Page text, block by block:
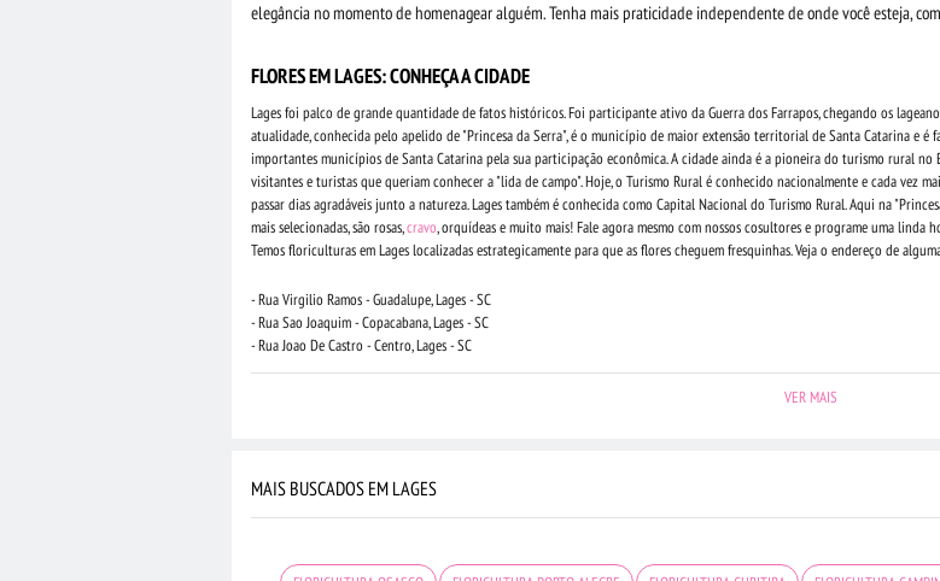
elegância no momento de homenagear alguém. Tenha mais praticidade independente de onde você esteja,
FLORES EM LAGES: CONHEÇA A CIDADE
Lages foi palco de grande quantidade de fatos históricos. Foi participante ativo da Guerra dos Farrapos, chegando os
atualidade, conhecida pelo apelido de "Princesa da Serra", é o município de maior extensão territorial de Santa Catarina e é
importantes municípios de Santa Catarina pela sua participação econômica. A cidade ainda é a pioneira do turismo rural no
visitantes e turistas que queriam conhecer a "lida de campo". Hoje, o Turismo Rural é conhecido nacionalmente e cada vez
passar dias agradáveis junto a natureza. Lages também é conhecida como Capital Nacional do Turismo Rural. Aqui na
mais selecionadas, são rosas,cravo, orquídeas e muito mais! Fale agora mesmo com nossos cosultores e programe uma linda
Temos floriculturas em Lages localizadas estrategicamente para que as flores cheguem fresquinhas. Veja o endereço de
- Rua Virgilio Ramos - Guadalupe, Lages - SC
- Rua Sao Joaquim - Copacabana, Lages - SC
- Rua Joao De Castro - Centro, Lages - SC
VER MAIS
MAIS BUSCADOS EM LAGES